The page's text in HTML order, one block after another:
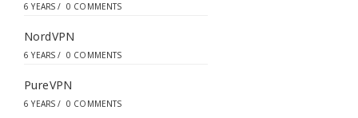
6 YEARS / 0 COMMENTS
NordVPN
6 YEARS / 0 COMMENTS
PureVPN
6 YEARS / 0 COMMENTS